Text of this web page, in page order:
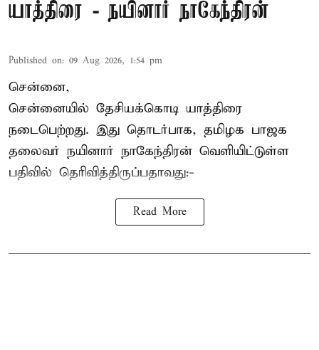
யாத்திரை - நயினார் நாகேந்திரன்
Published on: 09 Aug 2026, 1:54 pm
சென்னை,
சென்னையில் தேசியக்கொடி யாத்திரை
நடைபெற்றது. இது தொடர்பாக, தமிழக பாஜக
தலைவர் நயினார் நாகேந்திரன் வெளியிட்டுள்ள
பதிவில் தெரிவித்திருப்பதாவது:-
Read More